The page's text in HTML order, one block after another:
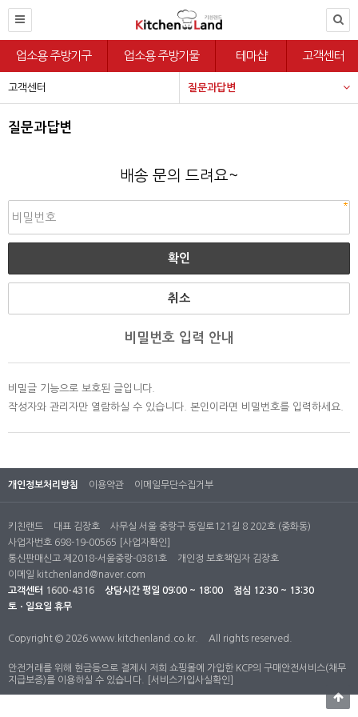
업소용 주방기구 업소용 주방기물 테마샵 고객센터
고객센터 질문과답변
질문과답변
배송 문의 드려요~
취소
비밀번호 입력 안내
비밀글 기능으로 보호된 글입니다.
작성자와 관리자만 열람하실 수 있습니다. 본인이라면 비밀번호를 입력하세요.
개인정보처리방침 이용약관 이메일무단수집거부
키친랜드 대표 김장호
사무실 서울 중랑구 동일로121길 8 202호 (중화동)
사업자번호 698-19-00565
[사업자확인]
통신판매신고 제2018-서울중랑-0381호
개인정 보호책임자 김장호
이메일 kitchenland@naver.com
고객센터 1600-4316 상담시간 평일 09:00 ~ 18:00
점심 12:30 ~ 13:30
토ㆍ일요일 휴무
Copyright © 2026 www.kitchenland.co.kr. All rights reserved.
안전거래를 위해 현금등으로 결제시 저희 쇼핑몰에 가입한 KCP의 구매안전서비스(채무
지급보증)를 이용하실 수 있습니다.
[서비스가입사실확인]